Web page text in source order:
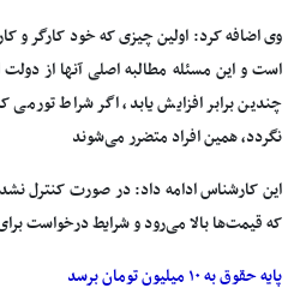
وی اضافه کرد: اولین چیزی که خود کارگر و
چندین برابر افزایش یابد، اگر شراط تورمی
نگردد، همین افراد متضرر می‌شوند
این کارشناس ادامه داد: در صورت کنترل
که قیمت‌ها بالا می‌رود و شرایط درخواست
پایه حقوق به ۱۰ میلیون تومان برسد